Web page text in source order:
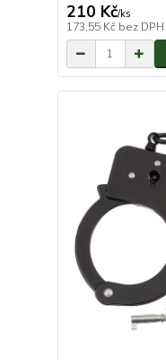
210 Kč/ks
173,55 Kč bez DPH